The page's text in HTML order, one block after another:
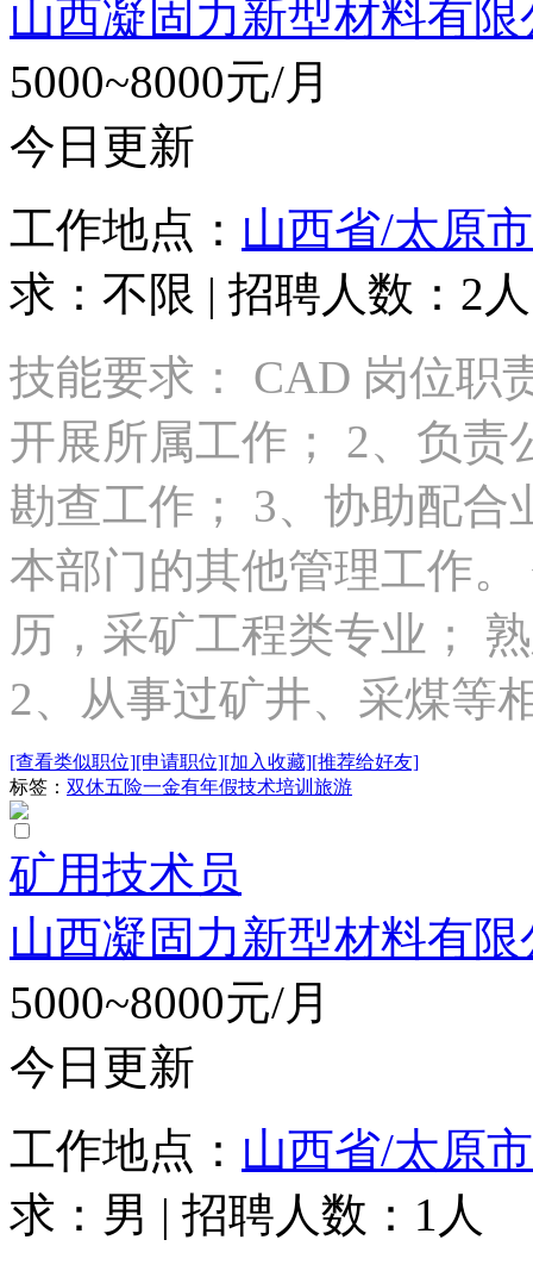
山西凝固力新型材料有限
5000~8000元/月
今日更新
工作地点： 山西省/太原市
求：不限 | 招聘人数：2人
技能要求： CAD 岗位职
开展所属工作； 2、负
勘查工作； 3、协助配
本部门的其他管理工作
历，采矿工程类专业；
2、从事过矿井、采煤等
[查看类似职位][申请职位][加入收藏][推荐给好友]
标签： 双休五险一金有年假技术培训 旅游
矿用技术员
山西凝固力新型材料有限
5000~8000元/月
今日更新
工作地点： 山西省/太原市
求：男 | 招聘人数：1人